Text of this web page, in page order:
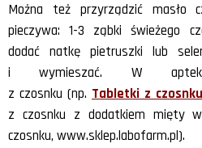
Można też przyrządzić masło
pieczywa: 1-3 ząbki świeżego
dodać natkę pietruszki lub
i wymieszać. W
z czosnku (np. Tabletki z
z czosnku z dodatkiem mięty w
czosnku, www.sklep.labofarm.pl).